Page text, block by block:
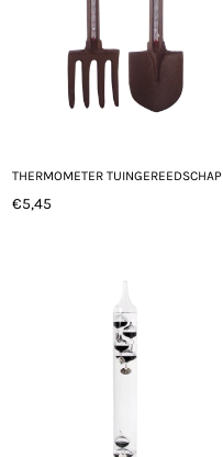
THERMOMETER TUINGEREEDSCHAP
Normale
€5,45